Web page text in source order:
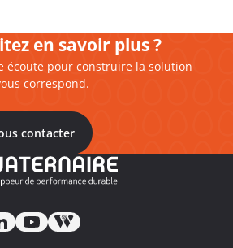
en savoir plus ?
écoute pour construire la solution
correspond.
contacter